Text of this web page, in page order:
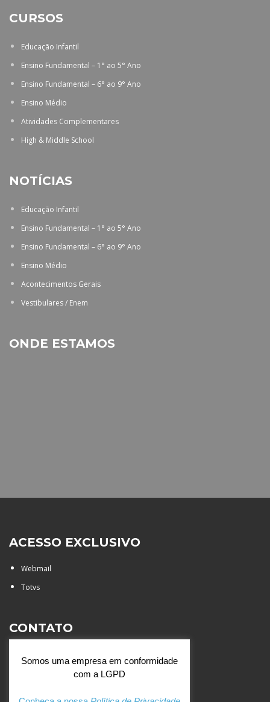
CURSOS
Educação Infantil
Ensino Fundamental – 1° ao 5° Ano
Ensino Fundamental – 6° ao 9° Ano
Ensino Médio
Atividades Complementares
High & Middle School
NOTÍCIAS
Educação Infantil
Ensino Fundamental – 1° ao 5° Ano
Ensino Fundamental – 6° ao 9° Ano
Ensino Médio
Acontecimentos Gerais
Vestibulares / Enem
ONDE ESTAMOS
ACESSO EXCLUSIVO
Webmail
Totvs
CONTATO
Santa Catarina - São José do
Rio Preto (SP)
Somos uma empresa em conformidade
com a LGPD